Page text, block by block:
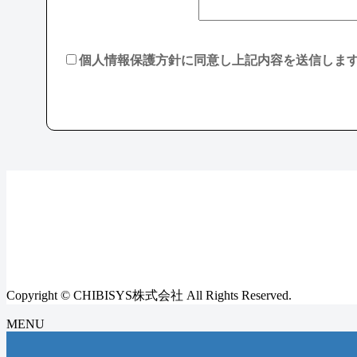
個人情報保護方針に同意し上記内容を送信しま
Copyright © CHIBISYS株式会社 All Rights Reserved.
MENU